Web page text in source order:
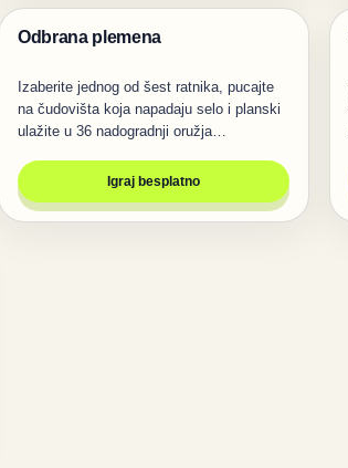
Pucanje
Odbrana plemena
Izaberite jednog od šest ratnika, pucajte
na čudovišta koja napadaju selo i planski
ulažite u 36 nadogradnji oružja…
Igraj besplatno